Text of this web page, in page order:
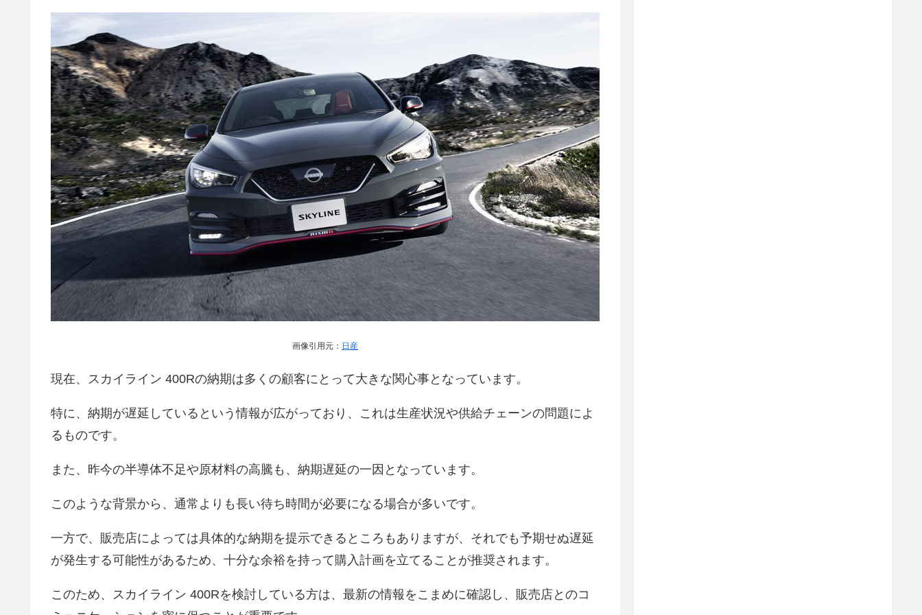
画像引用元： 日産
現在、スカイライン 400Rの納期は多くの顧客にとって大きな関心事となっています。
特に、納期が遅延しているという情報が広がっており、これは生産状況や供給チェーンの問題によ
るものです。
また、昨今の半導体不足や原材料の高騰も、納期遅延の一因となっています。
このような背景から、通常よりも長い待ち時間が必要になる場合が多いです。
一方で、販売店によっては具体的な納期を提示できるところもありますが、それでも予期せぬ遅延
が発生する可能性があるため、十分な余裕を持って購入計画を立てることが推奨されます。
このため、スカイライン 400Rを検討している方は、最新の情報をこまめに確認し、販売店とのコ